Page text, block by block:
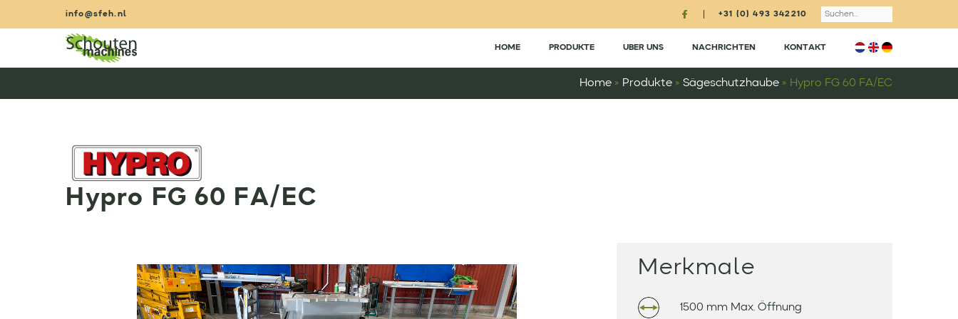
info@sfeh.nl +31 (0) 493 342210 Search
HOME PRODUKTE UBER UNS NACHRICHTEN KONTAKT
Home » Produkte » Sägeschutzhaube » Hypro FG 60 FA/EC
Hypro FG 60 FA/EC
Merkmale
1500 mm Max. Öffnung